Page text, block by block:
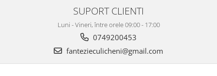
SUPORT CLIENTI
Luni - Vineri, între orele 09:00 - 17:00
0749200453
fantezieculicheni@gmail.com